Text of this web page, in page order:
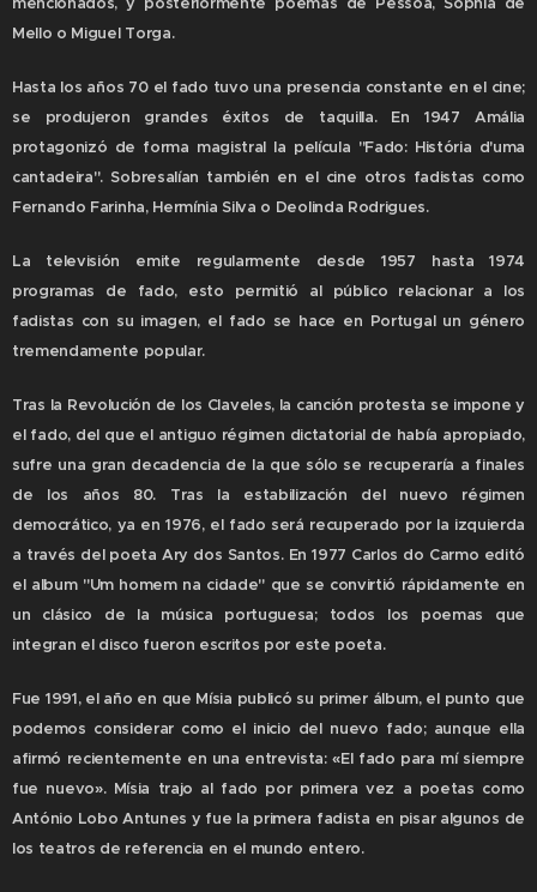
Mello o Miguel Torga.
Hasta los años 70 el fado tuvo una presencia constante en el cine;
se produjeron grandes éxitos de taquilla. En 1947 Amália
protagonizó de forma magistral la película "Fado: História d'uma
cantadeira". Sobresalían también en el cine otros fadistas como
Fernando Farinha, Hermínia Silva o Deolinda Rodrigues.
La televisión emite regularmente desde 1957 hasta 1974
programas de fado, esto permitió al público relacionar a los
fadistas con su imagen, el fado se hace en Portugal un género
tremendamente popular.
Tras la Revolución de los Claveles, la canción protesta se impone y
el fado, del que el antiguo régimen dictatorial de había apropiado,
sufre una gran decadencia de la que sólo se recuperaría a finales
de los años 80. Tras la estabilización del nuevo régimen
democrático, ya en 1976, el fado será recuperado por la izquierda
a través del poeta Ary dos Santos. En 1977 Carlos do Carmo editó
el album "Um homem na cidade" que se convirtió rápidamente en
un clásico de la música portuguesa; todos los poemas que
integran el disco fueron escritos por este poeta.
Fue 1991, el año en que Mísia publicó su primer álbum, el punto que
podemos considerar como el inicio del nuevo fado; aunque ella
afirmó recientemente en una entrevista: «El fado para mí siempre
fue nuevo». Mísia trajo al fado por primera vez a poetas como
António Lobo Antunes y fue la primera fadista en pisar algunos de
los teatros de referencia en el mundo entero.